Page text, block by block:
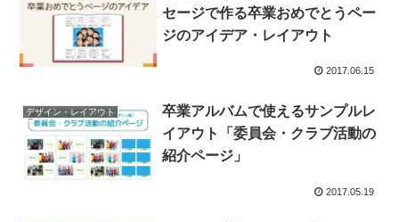
セージで作る卒業おめでとうペー
ジのアイデア・レイアウト
2017.06.15
デザイン・レイアウト
卒業アルバムで使えるサンプルレ
イアウト「委員会・クラブ活動の
紹介ページ」
2017.05.19